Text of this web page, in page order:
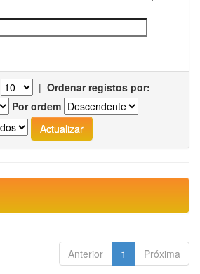
| Ordenar registos por:
Por ordem
Anterior 1 Próxima